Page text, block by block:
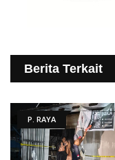
Berita Terkait
P. RAYA